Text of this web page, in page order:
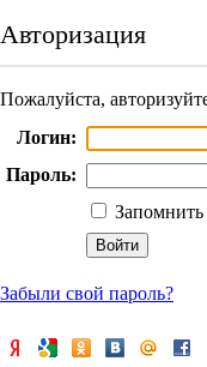
Авторизация
Пожалуйста,
Логин:
Пароль:
Забыли свой пароль?